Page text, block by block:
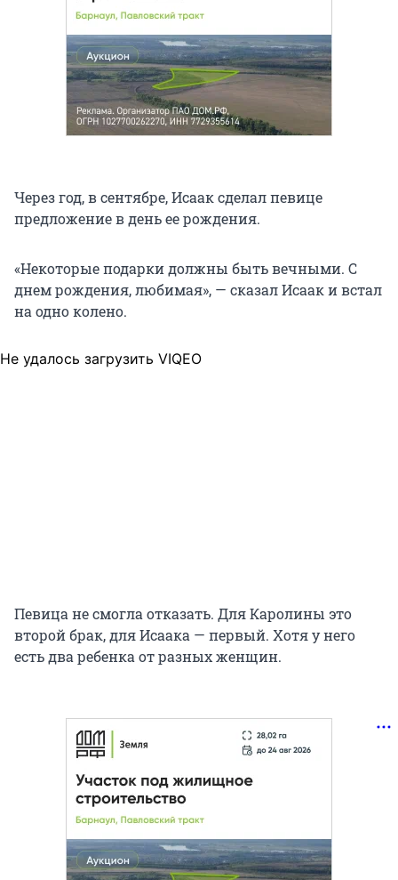
Через год, в сентябре, Исаак сделал певице
предложение в день ее рождения.
«Некоторые подарки должны быть вечными. С
днем рождения, любимая», — сказал Исаак и встал
на одно колено.
Не удалось загрузить VIQEO
Певица не смогла отказать. Для Каролины это
второй брак, для Исаака — первый. Хотя у него
есть два ребенка от разных женщин.